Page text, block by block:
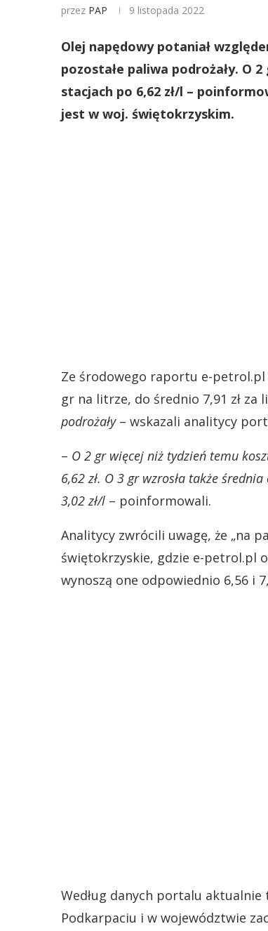
przez PAP 9 listopada 2022
Olej napędowy potaniał
pozostałe paliwa podrożały. O
stacjach po 6,62 zł/l –
jest w woj. świętokrzyskim.
Ze środowego raportu e-
gr na litrze, do średnio 7,91 zł za
podrożały– wskazali analitycy
– O 2 gr więcej niż tydzień temu
6,62 zł. O 3 gr wzrosła także
3,02 zł/l – poinformowali.
Analitycy zwrócili uwagę, że „na
świętokrzyskie, gdzie e-petrol.pl
wynoszą one odpowiednio 6,56 i
Według danych portalu
Podkarpaciu i w województwie